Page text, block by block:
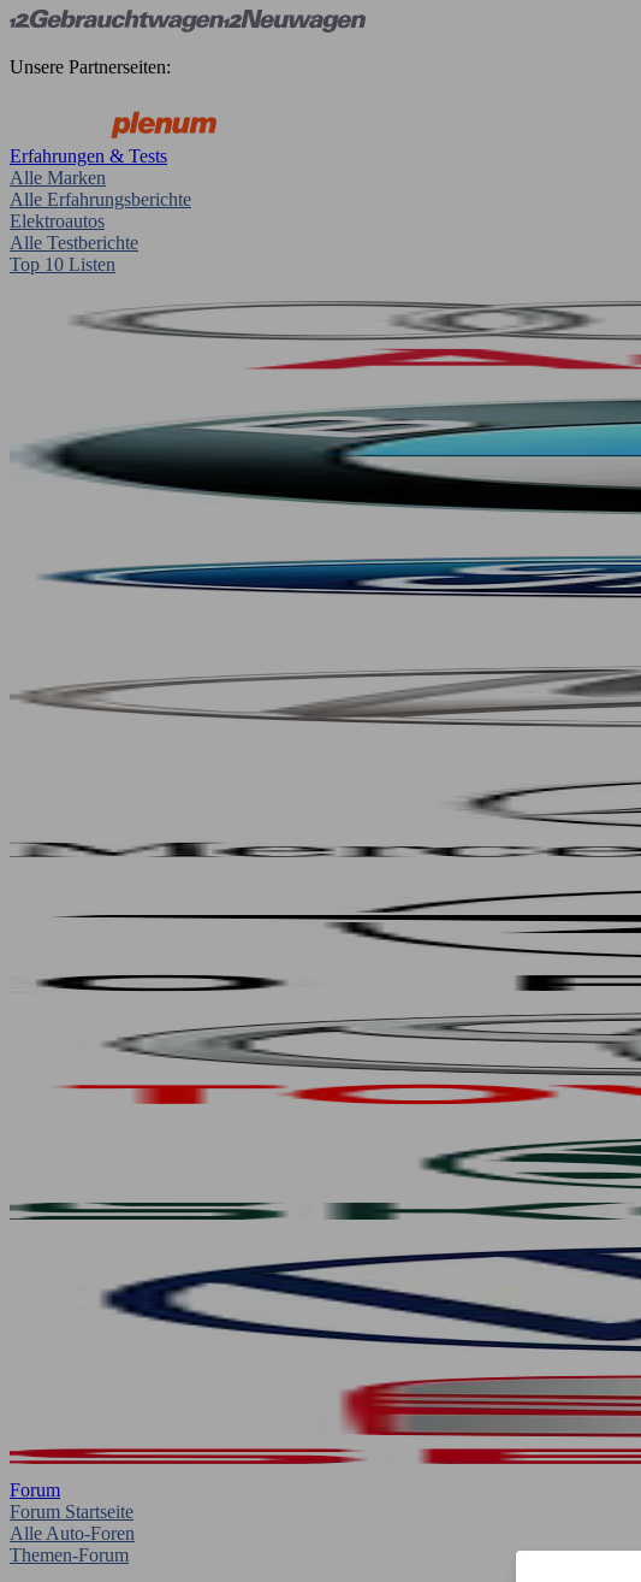
Unsere Partnerseiten:
Erfahrungen & Tests
Alle Marken
Alle Erfahrungsberichte
Elektroautos
Alle Testberichte
Top 10 Listen
Forum
Forum Startseite
Alle Auto-Foren
Themen-Forum